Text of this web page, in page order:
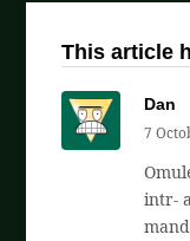
This article
Dan
7
intr-